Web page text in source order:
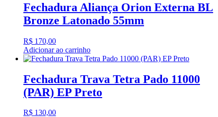
Fechadura Aliança Orion Externa BL
Bronze Latonado 55mm
R$ 170,00
Adicionar ao carrinho
Fechadura Trava Tetra Pado 11000
(PAR) EP Preto
R$ 130,00